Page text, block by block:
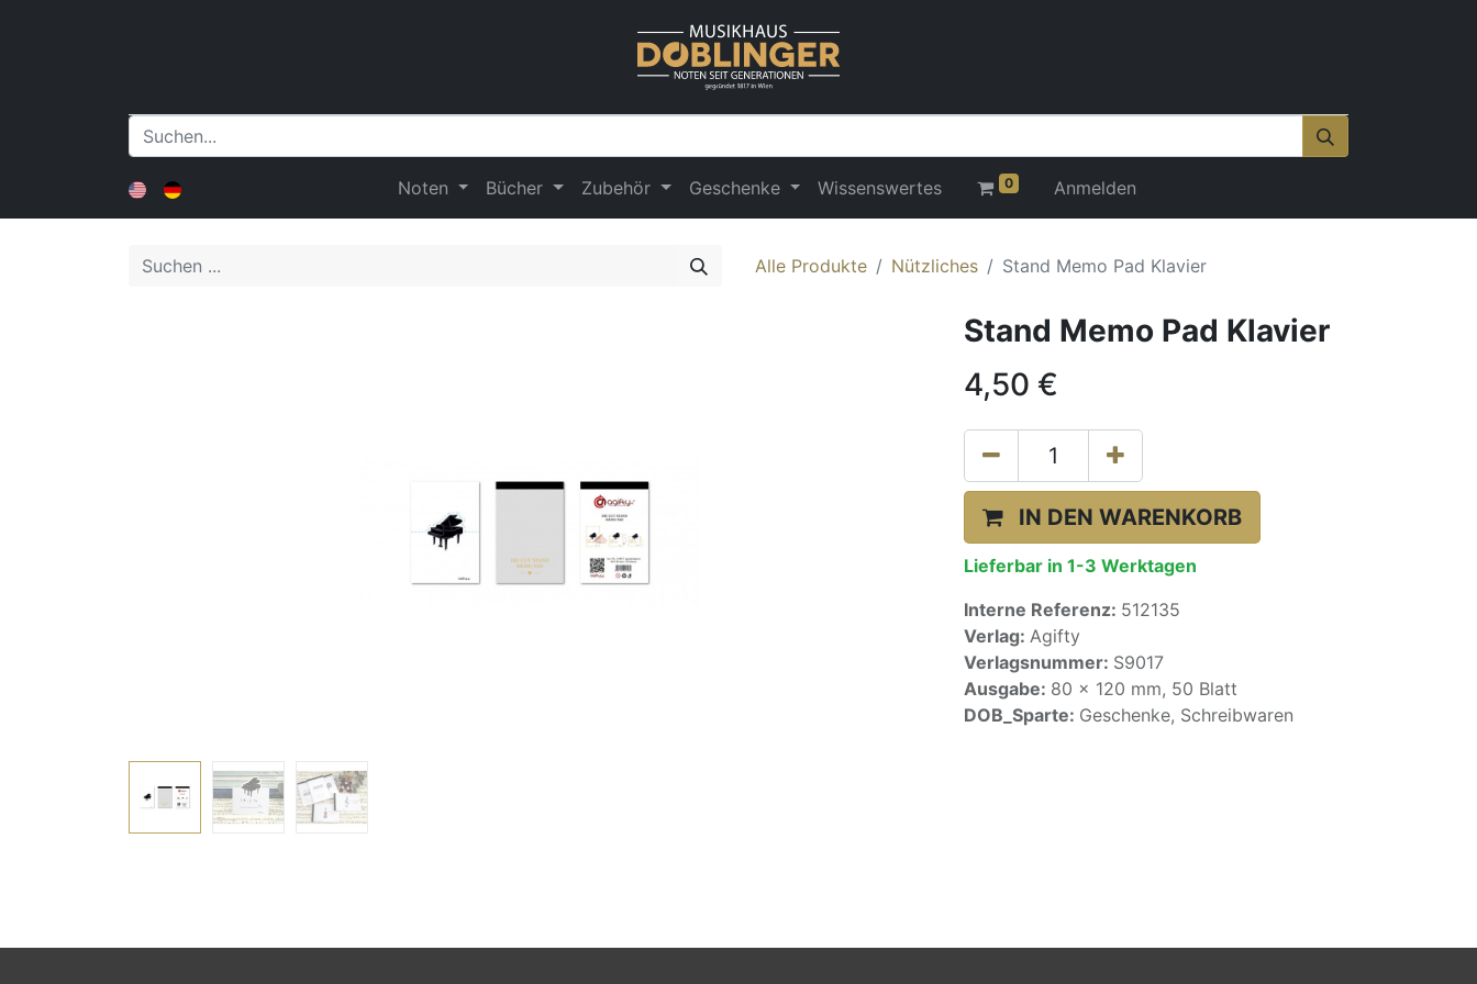
Noten Bücher Zubehör Geschenke Wissenswertes 0 Anmelden
Alle Produkte Nützliches Stand Memo Pad Klavier
Stand Memo Pad Klavier
4,50 €
IN DEN WARENKORB
Lieferbar in 1-3 Werktagen
Interne Referenz: 512135
Verlag: Agifty
Verlagsnummer: S9017
Ausgabe: 80 x 120 mm, 50 Blatt
DOB_Sparte: Geschenke, Schreibwaren